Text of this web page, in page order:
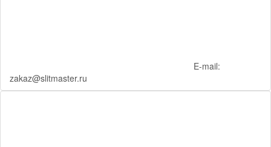
E-mail:
zakaz@slitmaster.ru